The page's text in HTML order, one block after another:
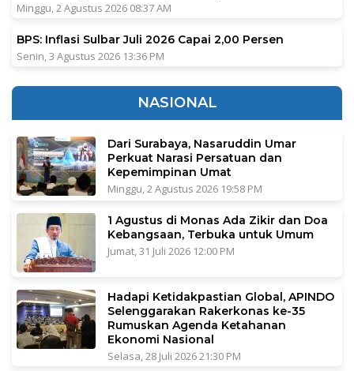
Minggu, 2 Agustus 2026 08:37 AM
BPS: Inflasi Sulbar Juli 2026 Capai 2,00 Persen
Senin, 3 Agustus 2026 13:36 PM
NASIONAL
Dari Surabaya, Nasaruddin Umar
Perkuat Narasi Persatuan dan
Kepemimpinan Umat
Minggu, 2 Agustus 2026 19:58 PM
1 Agustus di Monas Ada Zikir dan Doa
Kebangsaan, Terbuka untuk Umum
Jumat, 31 Juli 2026 12:00 PM
Hadapi Ketidakpastian Global, APINDO
Selenggarakan Rakerkonas ke-35
Rumuskan Agenda Ketahanan
Ekonomi Nasional
Selasa, 28 Juli 2026 21:30 PM